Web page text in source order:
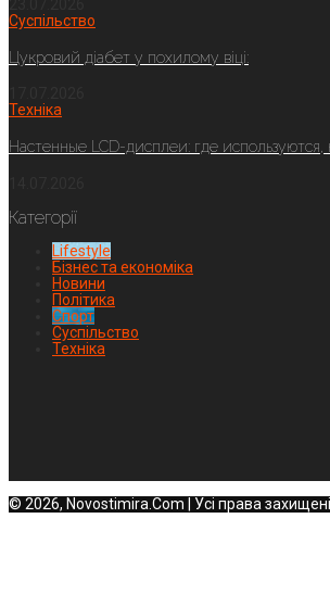
Суспільство
Цукровий діабет у похилому віці:
Техніка
Настенные LCD-дисплеи: где используются,
Категорії
Lifestyle
Бізнес та економіка
Новини
Політика
Спорт
Суспільство
Техніка
© 2026, Novostimira.Com | Усі права захищені